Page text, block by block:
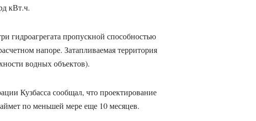
кВт.ч.
гидроагрегата пропускной способностью
напоре. Затапливаемая территория
водных объектов).
Кузбасса сообщал, что проектирование
по меньшей мере еще 10 месяцев.